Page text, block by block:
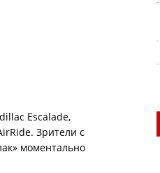
Escalade,
Зрители с
моментально